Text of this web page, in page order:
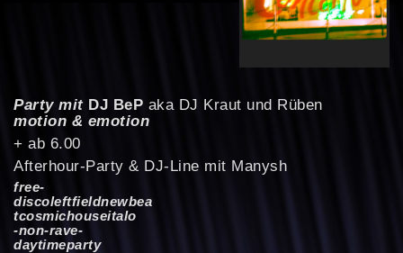
Party mitDJ BeP aka DJ Kraut und Rüben
motion & emotion
+ ab 6.00
Afterhour-Party & DJ-Line mit Manysh
free-
discoleftfieldnewbea
tcosmichouseitalo
-non-rave-
daytimeparty